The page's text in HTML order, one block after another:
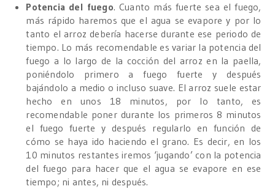
Potencia del fuego. Cuanto más fuerte sea el fuego,
más rápido haremos que el agua se evapore y por lo
tanto el arroz debería hacerse durante ese periodo de
tiempo. Lo más recomendable es variar la potencia del
fuego a lo largo de la cocción del arroz en la paella,
poniéndolo primero a fuego fuerte y después
bajándolo a medio o incluso suave. El arroz suele estar
hecho en unos 18 minutos, por lo tanto, es
recomendable poner durante los primeros 8 minutos
el fuego fuerte y después regularlo en función de
cómo se haya ido haciendo el grano. Es decir, en los
10 minutos restantes iremos ‘jugando’ con la potencia
del fuego para hacer que el agua se evapore en ese
tiempo; ni antes, ni después.